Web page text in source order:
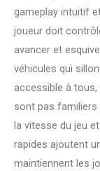
gameplay intuitif
joueur doit
avancer et
véhicules qui
accessible à
sont pas familiers
la vitesse du jeu
rapides ajoutent
maintiennent les